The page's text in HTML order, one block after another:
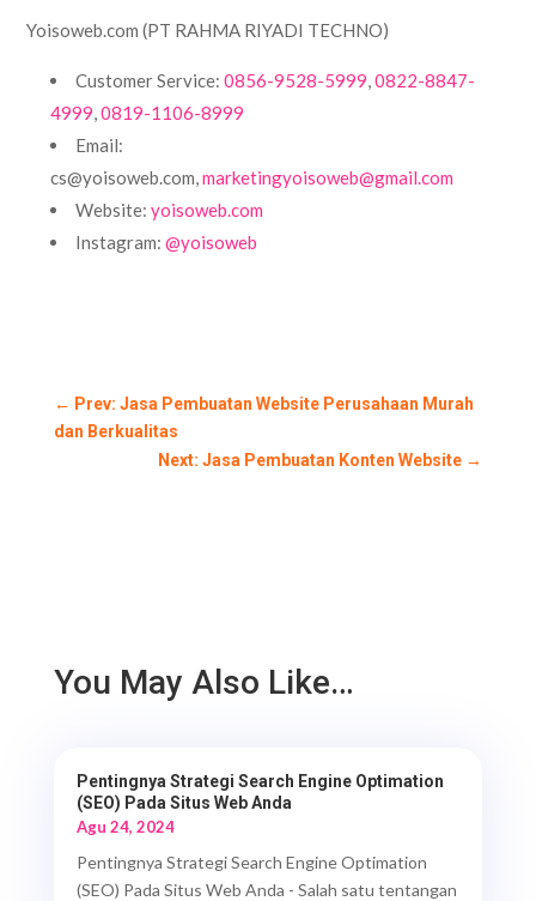
Yoisoweb.com (PT RAHMA RIYADI TECHNO)
Customer Service:0856-9528-5999,0822-8847-
4999,0819-1106-8999
Email:
cs@yoisoweb.com,marketingyoisoweb@gmail.com
Website:yoisoweb.com
Instagram:@yoisoweb
← Prev: Jasa Pembuatan Website Perusahaan Murah
dan Berkualitas
Next: Jasa Pembuatan Konten Website →
You May Also Like…
Pentingnya Strategi Search Engine Optimation
(SEO) Pada Situs Web Anda
Agu 24, 2024
Pentingnya Strategi Search Engine Optimation
(SEO) Pada Situs Web Anda - Salah satu tentangan